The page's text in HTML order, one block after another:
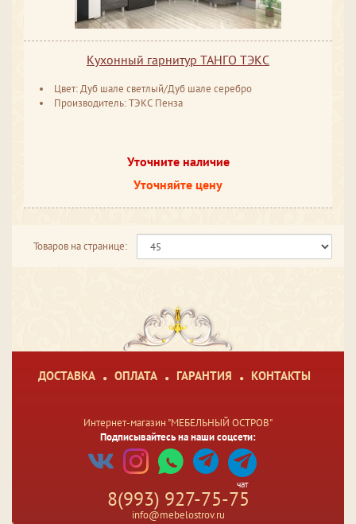
Кухонный гарнитур ТАНГО ТЭКС
Цвет: Дуб шале светлый/Дуб шале серебро
Производитель: ТЭКС Пенза
Уточните наличие
Уточняйте цену
Товаров на странице:
ДОСТАВКА ОПЛАТА ГАРАНТИЯ КОНТАКТЫ
Интернет-магазин "МЕБЕЛЬНЫЙ ОСТРОВ"
Подписывайтесь на наши соцсети:
чат
8(993) 927-75-75
info@mebelostrov.ru